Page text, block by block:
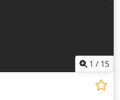
1 / 15